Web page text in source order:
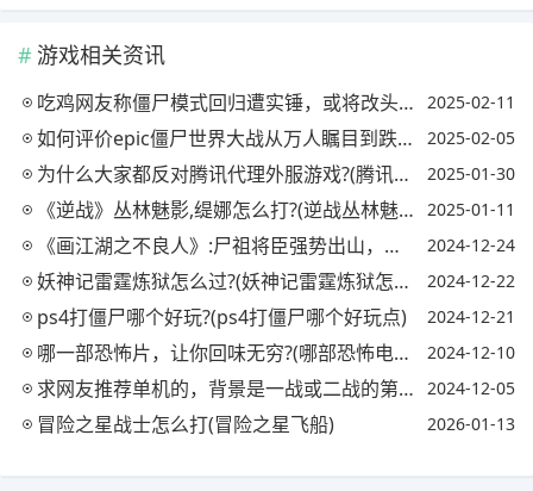
游戏相关资讯
吃鸡网友称僵尸模式回归遭实锤，或将改头换面!这是怎么回事?(吃鸡有僵尸模式的是什么游戏?) 2025-02-11
如何评价epic僵尸世界大战从万人瞩目到跌落神坛?(epic僵尸世界大战叫什么名字) 2025-02-05
为什么大家都反对腾讯代理外服游戏?(腾讯为什么不代理cs) 2025-01-30
《逆战》丛林魅影,缇娜怎么打?(逆战丛林魅影缇娜介绍) 2025-01-11
《画江湖之不良人》:尸祖将臣强势出山，复活鬼王、冥帝，还带领玄教旧部回归，你怎么看? 2024-12-24
妖神记雷霆炼狱怎么过?(妖神记雷霆炼狱怎么过第二关) 2024-12-22
ps4打僵尸哪个好玩?(ps4打僵尸哪个好玩点) 2024-12-21
哪一部恐怖片，让你回味无穷?(哪部恐怖电影) 2024-12-10
求网友推荐单机的，背景是一战或二战的第一人称射击游戏，要自由度高点的，谢谢网友了? 2024-12-05
冒险之星战士怎么打(冒险之星飞船) 2026-01-13